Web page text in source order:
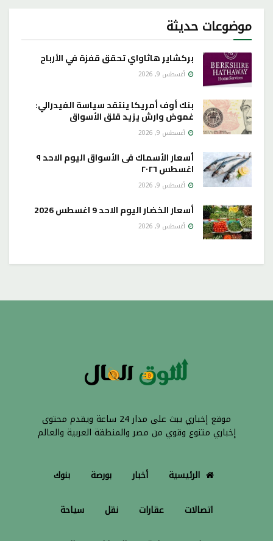
موضوعات حديثة
بركشاير هاثاواي تحقق قفزة في الأرباح
أغسطس 9, 2026
بنك أوف أمريكا ينتقد سياسة الفيدرالي:
غموض وارش يزيد قلق الأسواق
أغسطس 9, 2026
أسعار الأسماك فى الأسواق اليوم الاحد ٩
اغسطس ٢٠٢٦
أغسطس 9, 2026
أسعار الخضار اليوم الاحد 9 اغسطس 2026
أغسطس 9, 2026
موقع إخباري يبث على مدار 24 ساعة ويقدم محتوى
إخباري متنوع وقوي من مصر والمنطقة العربية والعالم
الرئيسية أخبار بورصة بنوك
اتصالات عقارات نقل سياحة